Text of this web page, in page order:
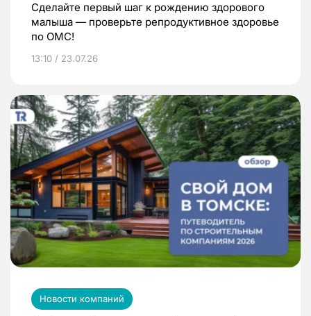
Сделайте первый шаг к рождению здорового
малыша — проверьте репродуктивное здоровье
по ОМС!
13:10 / 23.07.26
Новости компаний